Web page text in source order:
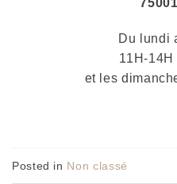
Du lundi
11H-14H
et les
Posted in Non classé